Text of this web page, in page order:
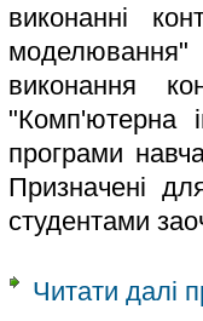
виконанні
моделювання"
виконання
"Комп'ютерна
програми
Призначені
студентами
Читати далі